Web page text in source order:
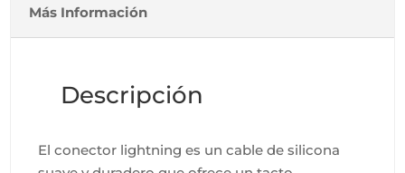
Más Información
Descripción
El conector lightning es un cable de silicona